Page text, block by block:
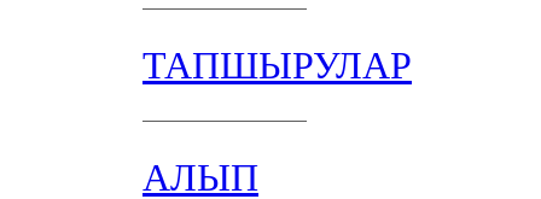
ТАПШЫРУЛАР
АЛЫП